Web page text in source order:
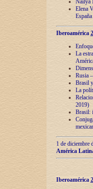
Naílya
Elena
Iberoamérica
La
Rusia
Brasil
La
2019)
Brasil:
1 de diciembre
América
Iberoamérica